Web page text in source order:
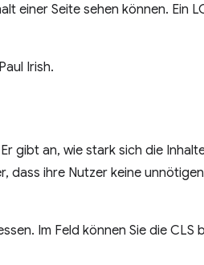
einer Seite sehen können. Ein
Irish.
gibt an, wie stark sich die
dass ihre Nutzer keine unnötigen
Im Feld können Sie die CLS